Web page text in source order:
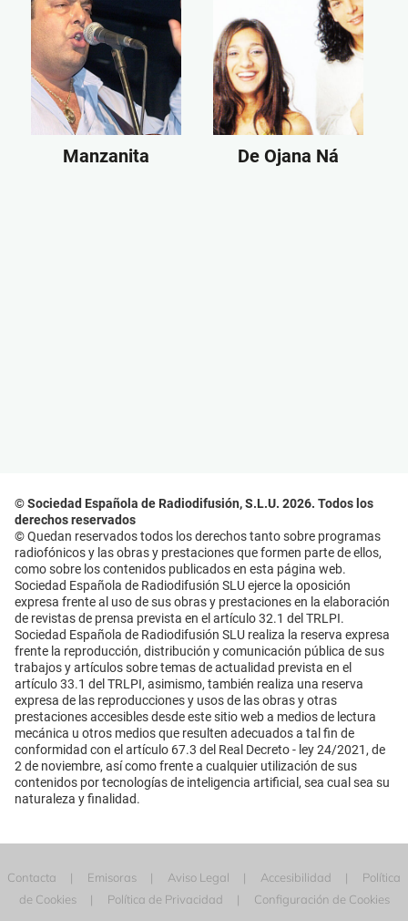
Manzanita De Ojana Ná
© Sociedad Española de Radiodifusión, S.L.U. 2026. Todos los
derechos reservados
© Quedan reservados todos los derechos tanto sobre programas
radiofónicos y las obras y prestaciones que formen parte de ellos,
como sobre los contenidos publicados en esta página web.
Sociedad Española de Radiodifusión SLU ejerce la oposición
expresa frente al uso de sus obras y prestaciones en la elaboración
de revistas de prensa prevista en el artículo 32.1 del TRLPI.
Sociedad Española de Radiodifusión SLU realiza la reserva expresa
frente la reproducción, distribución y comunicación pública de sus
trabajos y artículos sobre temas de actualidad prevista en el
artículo 33.1 del TRLPI, asimismo, también realiza una reserva
expresa de las reproducciones y usos de las obras y otras
prestaciones accesibles desde este sitio web a medios de lectura
mecánica u otros medios que resulten adecuados a tal fin de
conformidad con el artículo 67.3 del Real Decreto - ley 24/2021, de
2 de noviembre, así como frente a cualquier utilización de sus
contenidos por tecnologías de inteligencia artificial, sea cual sea su
naturaleza y finalidad.
Contacta Emisoras Aviso Legal Accesibilidad
Política
de Cookies
Política de Privacidad Configuración de Cookies